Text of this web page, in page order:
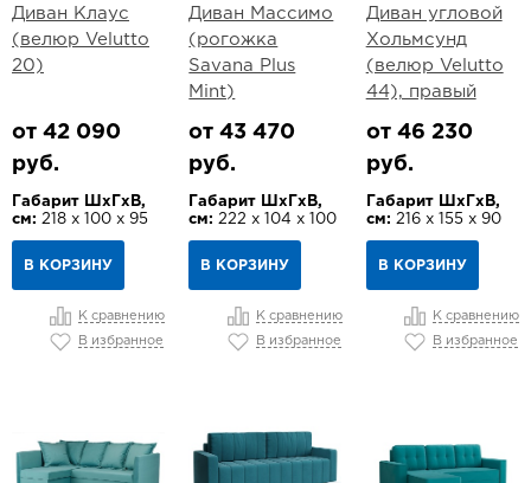
Диван Клаус
(велюр Velutto
20)
от 42 090
руб.
Габарит ШхГхВ,
см: 218 х 100 х 95
В КОРЗИНУ
К сравнению
В избранное
Диван Массимо
(рогожка
Savana Plus
Mint)
от 43 470
руб.
Габарит ШхГхВ,
см: 222 х 104 х 100
В КОРЗИНУ
К сравнению
В избранное
Диван угловой
Хольмсунд
(велюр Velutto
44), правый
от 46 230
руб.
Габарит ШхГхВ,
см: 216 х 155 х 90
В КОРЗИНУ
К сравнению
В избранное